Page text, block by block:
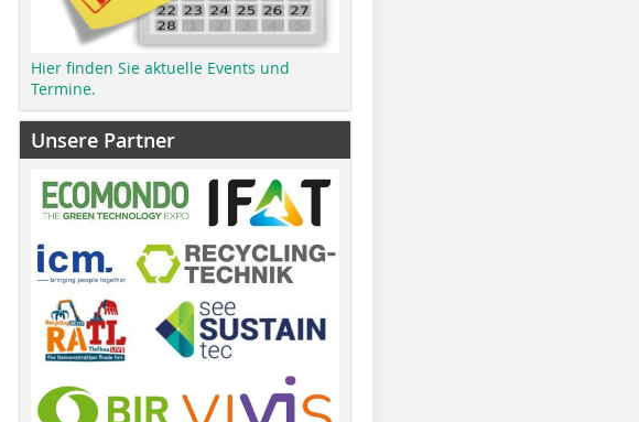
Hier finden Sie aktuelle Events und
Termine.
Unsere Partner